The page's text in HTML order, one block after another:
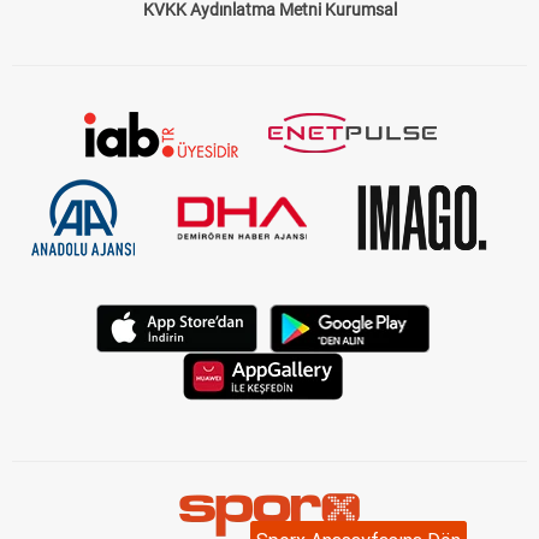
KVKK Aydınlatma Metni Kurumsal